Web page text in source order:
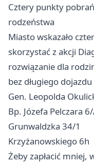
Cztery punkty
rodzeństwa
Miasto wskazało
skorzystać z akcji
rozwiązanie dla
bez długiego
Gen. Leopolda
Bp. Józefa Pelczara 6/
Grunwaldzka 34/1
Krzyżanowskiego 6h
Żeby zapłacić mniej,